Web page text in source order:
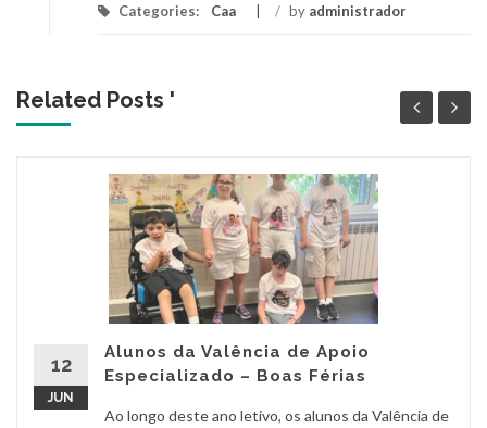
Categories: Caa / by administrador
Related Posts '
12
JUN
Alunos da Valência de Apoio
Especializado – Boas Férias
Ao longo deste ano letivo, os alunos da Valência de